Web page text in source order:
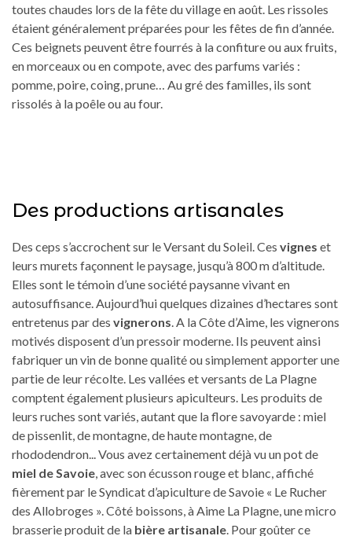
toutes chaudes lors de la fête du village en août. Les rissoles
étaient généralement préparées pour les fêtes de fin d’année.
Ces beignets peuvent être fourrés à la confiture ou aux fruits,
en morceaux ou en compote, avec des parfums variés :
pomme, poire, coing, prune… Au gré des familles, ils sont
rissolés à la poêle ou au four.
Des productions artisanales
Des ceps s’accrochent sur le Versant du Soleil. Ces vignes et
leurs murets façonnent le paysage, jusqu’à 800 m d’altitude.
Elles sont le témoin d’une société paysanne vivant en
autosuffisance. Aujourd’hui quelques dizaines d’hectares sont
entretenus par des vignerons. A la Côte d’Aime, les vignerons
motivés disposent d’un pressoir moderne. Ils peuvent ainsi
fabriquer un vin de bonne qualité ou simplement apporter une
partie de leur récolte. Les vallées et versants de La Plagne
comptent également plusieurs apiculteurs. Les produits de
leurs ruches sont variés, autant que la flore savoyarde : miel
de pissenlit, de montagne, de haute montagne, de
rhododendron... Vous avez certainement déjà vu un pot de
miel de Savoie, avec son écusson rouge et blanc, affiché
fièrement par le Syndicat d’apiculture de Savoie « Le Rucher
des Allobroges ». Côté boissons, à Aime La Plagne, une micro
brasserie produit de la bière artisanale. Pour goûter ce